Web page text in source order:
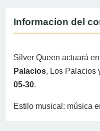
Informacion del
Silver Queen actuará en
Palacios, Los Palacios
05-30.
Estilo musical: música